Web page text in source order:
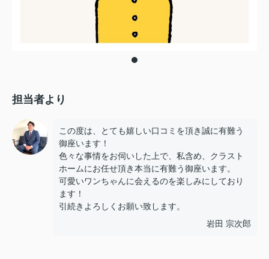
担当者より
この度は、とても嬉しい口コミを頂き誠に有難う
御座います！
色々な事情をお伺いした上で、私含め、クラスト
ホームにお任せ頂き本当に有難う御座います。
可愛いワンちゃんに会えるのを楽しみにしており
ます！
引続きよろしくお願い致します。
岩田 宗次郎